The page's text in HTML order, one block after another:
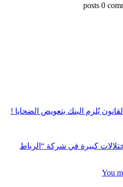
0
كبيرة في شركة “الرباط
You